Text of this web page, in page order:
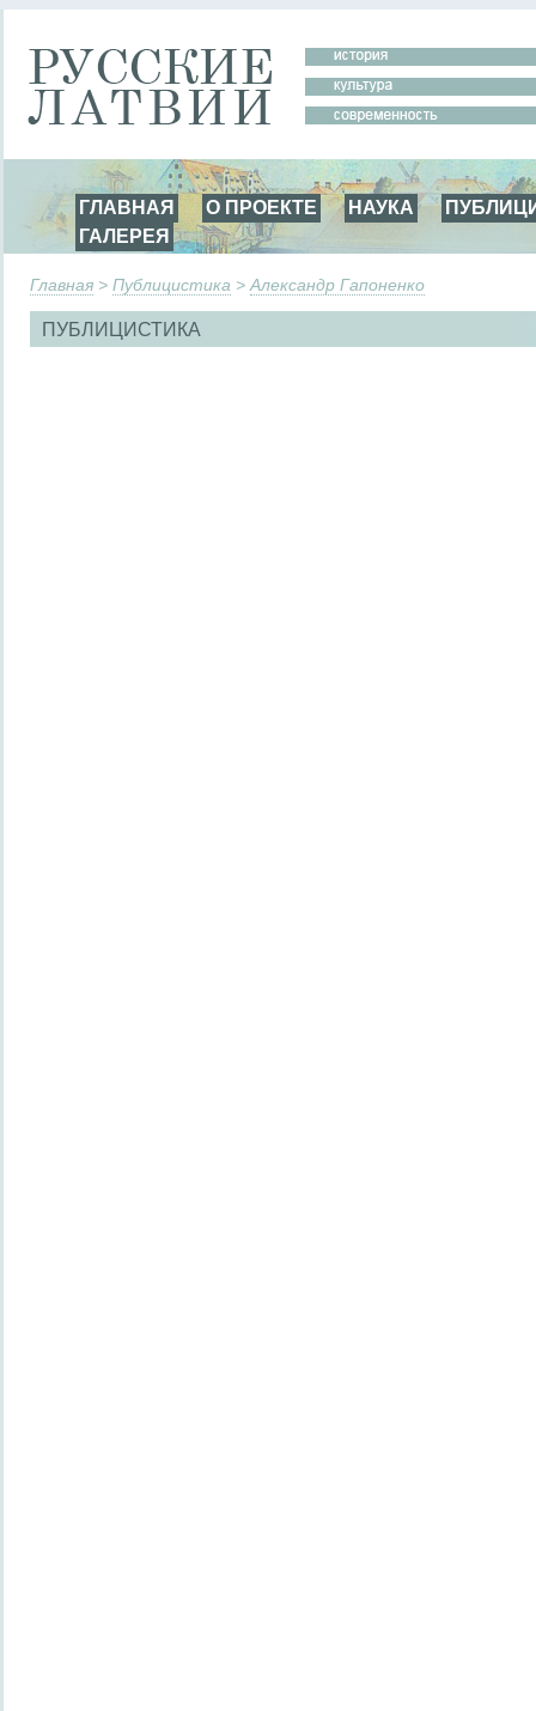
ГЛАВНАЯ О ПРОЕКТЕ НАУКА
ГАЛЕРЕЯ
Главная > Публицистика > Александр Гапоненко
ПУБЛИЦИСТИКА